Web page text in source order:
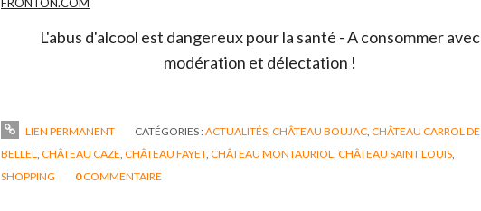
L'abus d'alcool est dangereux pour la santé - A consommer avec
modération et délectation !
LIEN PERMANENT CATÉGORIES :ACTUALITÉS CHÂTEAU BOUJAC CHÂTEAU CARROL DE
BELLEL CHÂTEAU CAZE CHÂTEAU FAYET, CHÂTEAU MONTAURIOL CHÂTEAU SAINT LOUIS
SHOPPING
0COMMENTAIRE